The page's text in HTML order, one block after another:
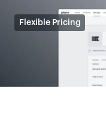
Flexible Pricing